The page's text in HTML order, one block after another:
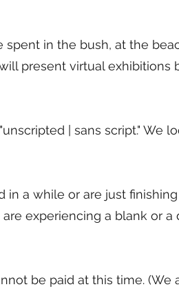
spent in the bush, at the
present virtual
| sans script." We
a while or are just
experiencing a blank or
be paid at this time.